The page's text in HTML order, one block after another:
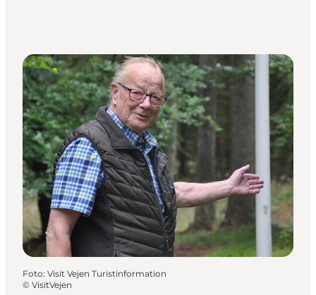
Foto: Visit Vejen Turistinformation
© VisitVejen